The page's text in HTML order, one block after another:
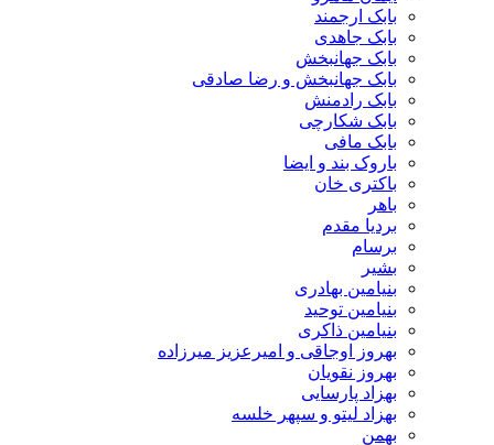
بابک ارجمند
بابک جاهدی
بابک جهانبخش
بابک جهانبخش و رضا صادقی
بابک رادمنش
بابک شکارچی
بابک مافی
باروک بند و ایضا
باکتری خان
باهر
بردیا مقدم
برسام
بشیر
بنیامین بهادری
بنیامین توحید
بنیامین ذاکری
بهروز اوجاقی و امیرعزیز میرزاده
بهروز نقویان
بهزاد پارسایی
بهزاد لیتو و سپهر خلسه
بهمن